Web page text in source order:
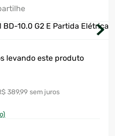
levando este produto
389,99 sem juros